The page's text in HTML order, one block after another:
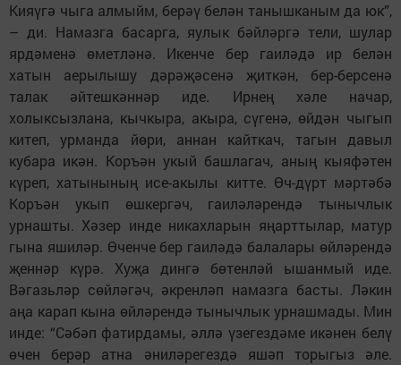
Кияүгә чыга алмыйм, берәү белән танышканым да юк”,
– ди. Намазга басарга, яулык бәйләргә тели, шулар
ярдәменә өметләнә. Икенче бер гаиләдә ир белән
хатын аерылышу дәрәҗәсенә җиткән, бер-берсенә
талак әйтешкәннәр иде. Ирнең хәле начар,
холыксызлана, кычкыра, акыра, сүгенә, өйдән чыгып
китеп, урманда йөри, аннан кайткач, тагын давыл
кубара икән. Коръән укый башлагач, аның кыяфәтен
күреп, хатынының исе-акылы китте. Өч-дүрт мәртәбә
Коръән укып өшкергәч, гаиләләрендә тынычлык
урнашты. Хәзер инде никахларын яңарттылар, матур
гына яшиләр. Өченче бер гаиләдә балалары өйләрендә
җеннәр күрә. Хуҗа дингә бөтенләй ышанмый иде.
Вәгазьләр сөйләгәч, әкренләп намазга басты. Ләкин
аңа карап кына өйләрендә тынычлык урнашмады. Мин
инде: “Сәбәп фатирдамы, әллә үзегездәме икәнен белү
өчен берәр атна әниләрегездә яшәп торыгыз әле.